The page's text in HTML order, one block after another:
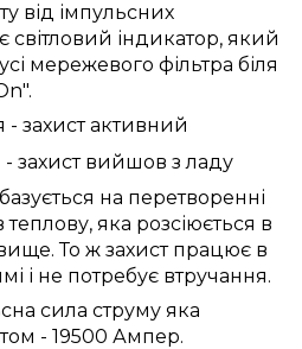
від імпульсних
індикатор, який
мережевого фільтра біля
- захист активний
- захист вийшов з ладу
на перетворенні
теплову, яка розсіюється в
То ж захист працює в
і не потребує втручання.
сила струму яка
- 19500 Ампер.